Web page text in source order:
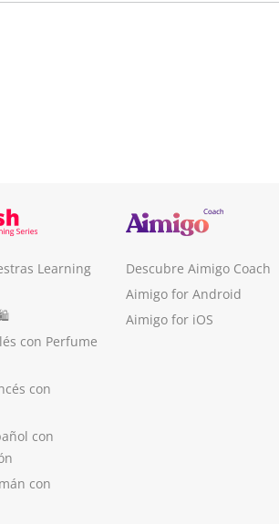
Learning
con Perfume
con
con
con
Descubre Aimigo Coach
Aimigo for Android
Aimigo for iOS